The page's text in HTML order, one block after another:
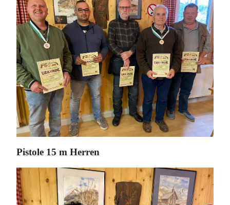
Pistole 15 m Herren